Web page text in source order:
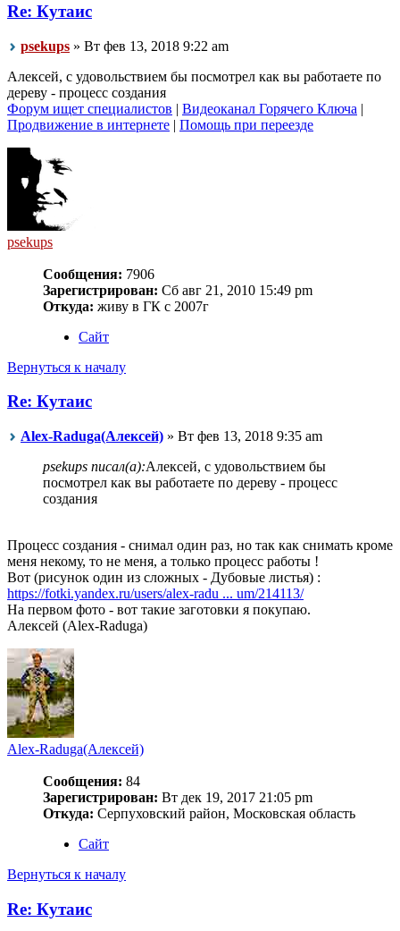
Re: Кутаис
psekups » Вт фев 13, 2018 9:22 am
Алексей, с удовольствием бы посмотрел как вы работаете по
дереву - процесс создания
Форум ищет специалистов | Видеоканал Горячего Ключа |
Продвижение в интернете | Помощь при переезде
psekups
Сообщения: 7906
Зарегистрирован: Сб авг 21, 2010 15:49 pm
Откуда: живу в ГК с 2007г
Сайт
Вернуться к началу
Re: Кутаис
Alex-Raduga(Алексей) » Вт фев 13, 2018 9:35 am
psekups писал(а):Алексей, с удовольствием бы
посмотрел как вы работаете по дереву - процесс
создания
Процесс создания - снимал один раз, но так как снимать кроме
меня некому, то не меня, а только процесс работы !
Вот (рисунок один из сложных - Дубовые листья) :
https://fotki.yandex.ru/users/alex-radu ... um/214113/
На первом фото - вот такие заготовки я покупаю.
Алексей (Alex-Raduga)
Alex-Raduga(Алексей)
Сообщения: 84
Зарегистрирован: Вт дек 19, 2017 21:05 pm
Откуда: Серпуховский район, Московская область
Сайт
Вернуться к началу
Re: Кутаис